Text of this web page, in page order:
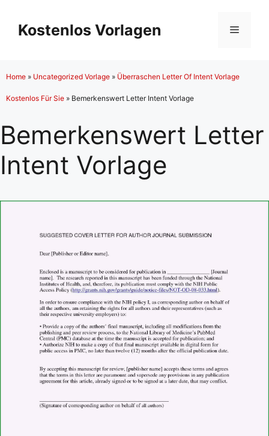
Inhalt
springen
Kostenlos Vorlagen Menü
Home » Uncategorized Vorlage » Überraschen Letter Of Intent Vorlage
Kostenlos Für Sie » Bemerkenswert Letter Intent Vorlage
Bemerkenswert Letter
Intent Vorlage